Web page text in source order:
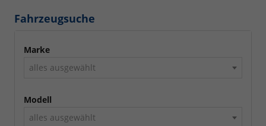
Fahrzeugsuche
Marke
alles ausgewählt
Modell
alles ausgewählt